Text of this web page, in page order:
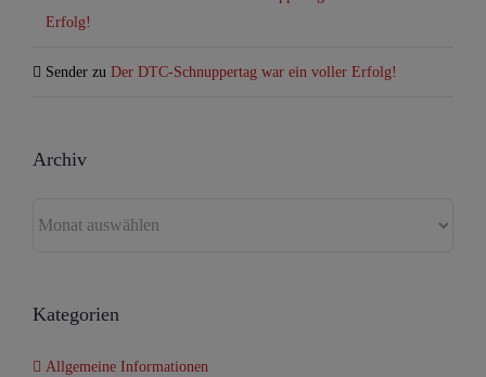
Erfolg!
Sender zu Der DTC-Schnuppertag war ein voller Erfolg!
Archiv
Kategorien
Allgemeine Informationen